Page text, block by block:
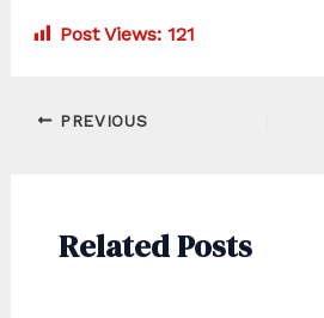
Post Views: 121
Post
PREVIOUS
Related Posts